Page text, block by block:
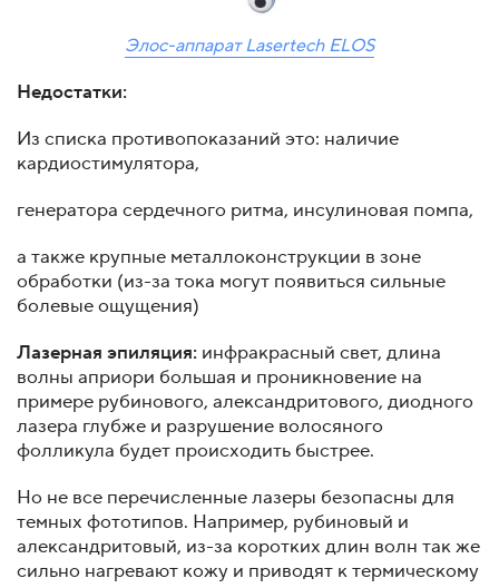
Элос-аппарат Lasertech ELOS
Недостатки:
Из списка противопоказаний это: наличие
кардиостимулятора,
генератора сердечного ритма, инсулиновая помпа,
а также крупные металлоконструкции в зоне
обработки (из-за тока могут появиться сильные
болевые ощущения)
Лазерная эпиляция: инфракрасный свет, длина
волны априори большая и проникновение на
примере рубинового, александритового, диодного
лазера глубже и разрушение волосяного
фолликула будет происходить быстрее.
Но не все перечисленные лазеры безопасны для
темных фототипов. Например, рубиновый и
александритовый, из-за коротких длин волн так же
сильно нагревают кожу и приводят к термическому